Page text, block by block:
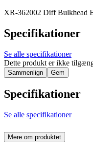
XR-362002 Diff Bulkhead
Specifikationer
Se alle specifikationer
Dette produkt er ikke
Sammenlign Gem
Specifikationer
Se alle specifikationer
Mere om produktet